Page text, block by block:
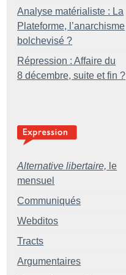
Analyse matérialiste : La
Plateforme, l’anarchisme
bolchevisé ?
Répression : Affaire du
8 décembre, suite et fin ?
Alternative libertaire, le
mensuel
Communiqués
Webditos
Tracts
Argumentaires